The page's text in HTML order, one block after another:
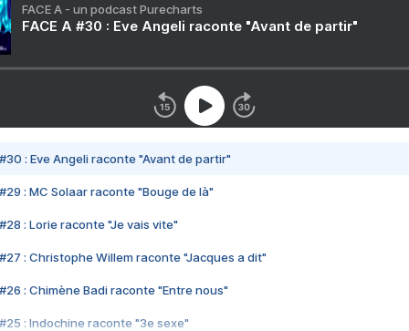
FACE A - un podcast Purecharts
FACE A #30 : Eve Angeli raconte "Avant de partir"
#30 : Eve Angeli raconte "Avant de partir"
#29 : MC Solaar raconte "Bouge de là"
#28 : Lorie raconte "Je vais vite"
#27 : Christophe Willem raconte "Jacques a dit"
#26 : Chimène Badi raconte "Entre nous"
#25 : Indochine raconte "3e sexe"